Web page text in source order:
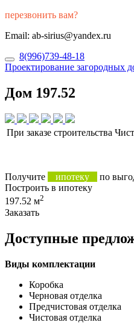
перезвонить вам?
Email: ab-sirius@yandex.ru
8(996)739-48-18
Проектирование загородных
Дом 197.52
При заказе строительства
Получите ипотеку по
Построить в ипотеку
197.52 м2
Заказать
Доступные
Виды комплектации
Коробка
Черновая отделка
Предчистовая отделка
Чистовая отделка